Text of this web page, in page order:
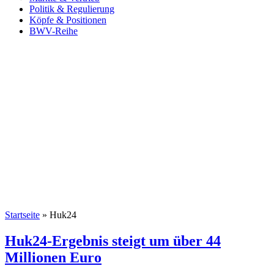
Politik & Regulierung
Köpfe & Positionen
BWV-Reihe
Startseite » Huk24
Huk24-Ergebnis steigt um über 44
Millionen Euro